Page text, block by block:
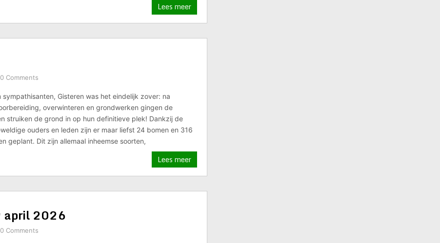
Lees meer
0 Comments
sympathisanten, Gisteren was het eindelijk zover: na
overwinteren en grondwerken gingen de
struiken de grond in op hun definitieve plek! Dankzij de
ouders en leden zijn er maar liefst 24 bomen en 316
geplant. Dit zijn allemaal inheemse soorten,
Lees meer
april 2026
0 Comments